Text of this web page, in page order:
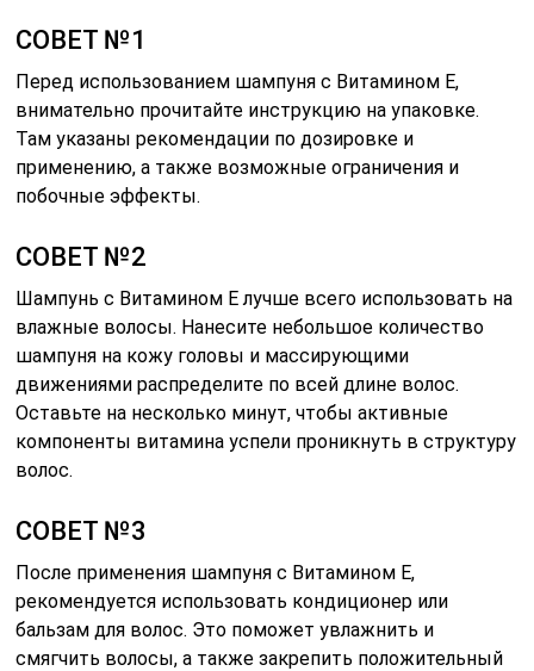
СОВЕТ №1
Перед использованием шампуня с Витамином Е,
внимательно прочитайте инструкцию на упаковке.
Там указаны рекомендации по дозировке и
применению, а также возможные ограничения и
побочные эффекты.
СОВЕТ №2
Шампунь с Витамином Е лучше всего использовать на
влажные волосы. Нанесите небольшое количество
шампуня на кожу головы и массирующими
движениями распределите по всей длине волос.
Оставьте на несколько минут, чтобы активные
компоненты витамина успели проникнуть в структуру
волос.
СОВЕТ №3
После применения шампуня с Витамином Е,
рекомендуется использовать кондиционер или
бальзам для волос. Это поможет увлажнить и
смягчить волосы, а также закрепить положительный